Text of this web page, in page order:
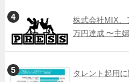
株式会社MIX、
万円達成 〜主
タレント起用